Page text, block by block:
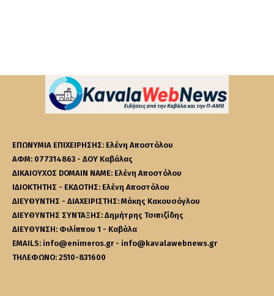
ΕΠΩΝΥΜΙΑ ΕΠΙΧΕΙΡΗΣΗΣ: Ελένη Αποστόλου
ΑΦΜ: 077314863 - ΔΟΥ Καβάλας
ΔΙΚΑΙΟΥΧΟΣ DOMAIN NAME: Ελένη Αποστόλου
ΙΔΙΟΚΤΗΤΗΣ - ΕΚΔΟΤΗΣ: Ελένη Αποστόλου
ΔΙΕΥΘΥΝΤΗΣ - ΔΙΑΧΕΙΡΙΣΤΗΣ: Μάκης Κακουσόγλου
ΔΙΕΥΘΥΝΤΗΣ ΣΥΝΤΑΞΗΣ: Δημήτρης Τσιπιζίδης
ΔΙΕΥΘΥΝΣΗ: Φιλίππου 1 - Καβάλα
EMAILS: info@enimeros.gr - info@kavalawebnews.gr
ΤΗΛΕΦΩΝΟ: 2510-831600